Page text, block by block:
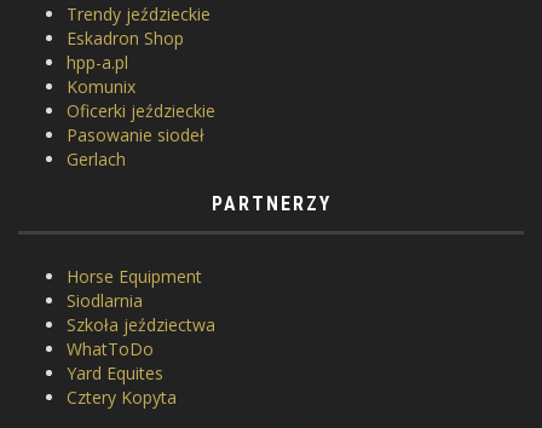
Trendy jeździeckie
Eskadron Shop
hpp-a.pl
Komunix
Oficerki jeździeckie
Pasowanie siodeł
Gerlach
PARTNERZY
Horse Equipment
Siodlarnia
Szkoła jeździectwa
WhatToDo
Yard Equites
Cztery Kopyta